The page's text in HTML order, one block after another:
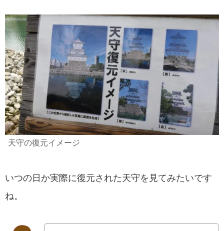
天守の復元イメージ
いつの日か実際に復元された天守を見てみたいです
ね。